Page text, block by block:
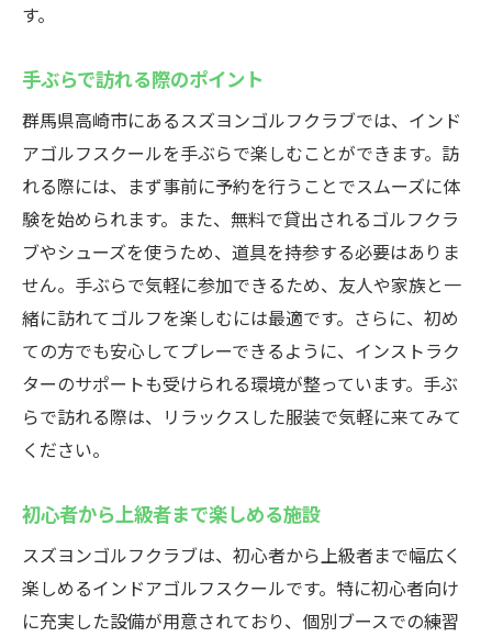
す。
手ぶらで訪れる際のポイント
群馬県高崎市にあるスズヨンゴルフクラブでは、インド
アゴルフスクールを手ぶらで楽しむことができます。訪
れる際には、まず事前に予約を行うことでスムーズに体
験を始められます。また、無料で貸出されるゴルフクラ
ブやシューズを使うため、道具を持参する必要はありま
せん。手ぶらで気軽に参加できるため、友人や家族と一
緒に訪れてゴルフを楽しむには最適です。さらに、初め
ての方でも安心してプレーできるように、インストラク
ターのサポートも受けられる環境が整っています。手ぶ
らで訪れる際は、リラックスした服装で気軽に来てみて
ください。
初心者から上級者まで楽しめる施設
スズヨンゴルフクラブは、初心者から上級者まで幅広く
楽しめるインドアゴルフスクールです。特に初心者向け
に充実した設備が用意されており、個別ブースでの練習